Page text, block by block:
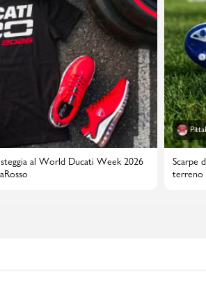
al World Ducati Week 2026
Scarpe
terreno